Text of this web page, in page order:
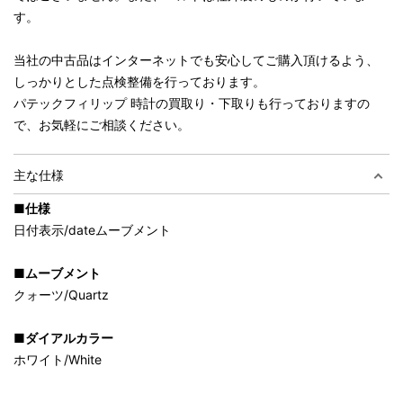
す。
当社の中古品はインターネットでも安心してご購入頂けるよう、
しっかりとした点検整備を行っております。
パテックフィリップ 時計の買取り・下取りも行っておりますの
で、お気軽にご相談ください。
主な仕様
■仕様
日付表示/dateムーブメント
■ムーブメント
クォーツ/Quartz
■ダイアルカラー
ホワイト/White